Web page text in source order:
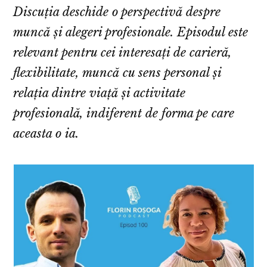
Discuția deschide o perspectivă despre
muncă și alegeri profesionale. Episodul este
relevant pentru cei interesați de carieră,
flexibilitate, muncă cu sens personal și
relația dintre viață și activitate
profesională, indiferent de forma pe care
aceasta o ia.